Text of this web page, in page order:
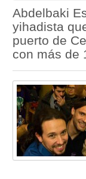
Abdelbaki
yihadista
puerto de
con más de